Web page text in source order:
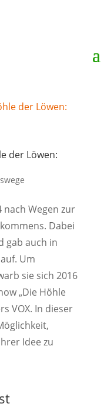
der Löwen:
nach Wegen zur
Dabei
gab auch in
Um
sie sich 2016
„Die Höhle
VOX. In dieser
Idee zu